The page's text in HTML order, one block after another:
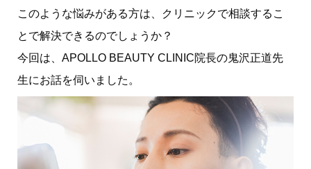
このような悩みがある方は、クリニックで相談するこ
とで解決できるのでしょうか？
今回は、APOLLO BEAUTY CLINIC院長の鬼沢正道先
生にお話を伺いました。